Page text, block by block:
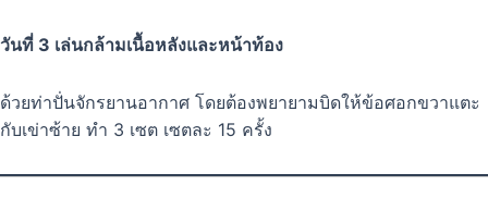
วันที่ 3 เล่นกล้ามเนื้อหลังและหน้าท้อง
ด้วยท่าปั่นจักรยานอากาศ โดยต้องพยายามบิดให้ข้อศอกขวาแตะ
กับเข่าซ้าย ทำ 3 เซต เซตละ 15 ครั้ง